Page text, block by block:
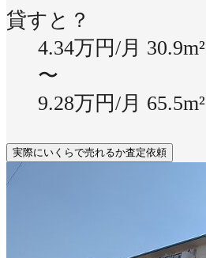
貸すと？
4.34万円/月 30.9m²
〜
9.28万円/月 65.5m²
実際にいくらで売れるか査定依頼